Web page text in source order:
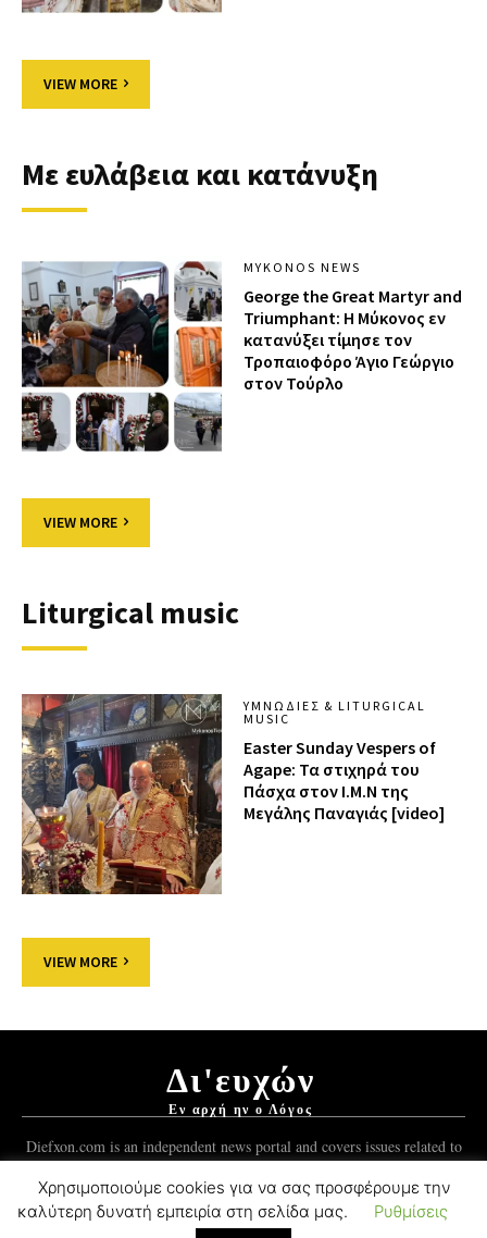
VIEW MORE
Με ευλάβεια και κατάνυξη
MYKONOS NEWS
George the Great Martyr and
Triumphant: Η Μύκονος εν
κατανύξει τίμησε τον
Τροπαιοφόρο Άγιο Γεώργιο
στον Τούρλο
VIEW MORE
Liturgical music
ΥΜΝΩΔΊΕΣ & LITURGICAL
MUSIC
Easter Sunday Vespers of
Agape: Τα στιχηρά του
Πάσχα στον Ι.Μ.Ν της
Μεγάλης Παναγιάς [video]
VIEW MORE
Δι'ευχών
Εν αρχή ην ο Λόγος
Diefxon.com is an independent news portal and covers issues related to
Χρησιμοποιούμε cookies για να σας προσφέρουμε την
καλύτερη δυνατή εμπειρία στη σελίδα μας.
Ρυθμίσεις